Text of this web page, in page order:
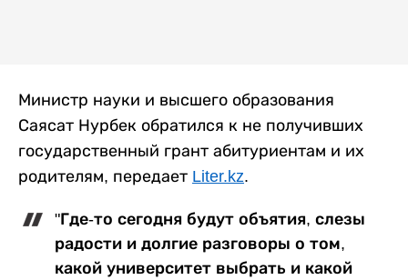
Министр науки и высшего образования
Саясат Нурбек обратился к не получивших
государственный грант абитуриентам и их
родителям, передает Liter.kz.
"Где-то сегодня будут объятия, слезы
радости и долгие разговоры о том,
какой университет выбрать и какой